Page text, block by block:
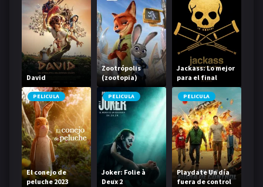
David
Zootrópolis
(zootopia)
Jackass: Lo mejor
para el final
PELICULA
El conejo de
peluche 2023
PELICULA
Joker: Folie à
Deux 2
PELICULA
Playdate Un día
fuera de control